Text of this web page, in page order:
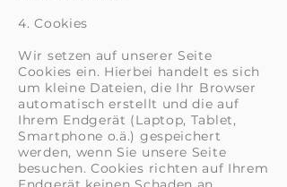
4. Cookies
Wir setzen auf unserer Seite
Cookies ein. Hierbei handelt es sich
um kleine Dateien, die Ihr Browser
automatisch erstellt und die auf
Ihrem Endgerät (Laptop, Tablet,
Smartphone o.ä.) gespeichert
werden, wenn Sie unsere Seite
besuchen. Cookies richten auf Ihrem